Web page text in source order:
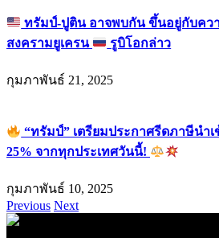
ทรัมป์-ปูติน อาจพบกัน ขึ้นอยู่กับคว
สงครามยูเครน
รูบิโอกล่าว
กุมภาพันธ์ 21, 2025
“ทรัมป์” เตรียมประกาศรีดภาษีนำ
25% จากทุกประเทศวันนี้!
กุมภาพันธ์ 10, 2025
Previous Next